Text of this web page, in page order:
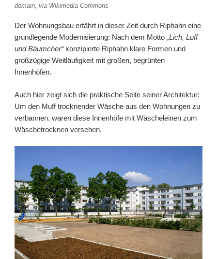
domain, via Wikimedia Commons
Der Wohnungsbau erfährt in dieser Zeit durch Riphahn eine
grundlegende Modernisierung: Nach dem Motto „Lich, Luff
und Bäumcher“konzipierte Riphahn klare Formen und
großzügige Weitläufigkeit mit großen, begrünten
Innenhöfen.
Auch hier zeigt sich die praktische Seite seiner Architektur:
Um den Muff trocknender Wäsche aus den Wohnungen zu
verbannen, waren diese Innenhöfe mit Wäscheleinen zum
Wäschetrocknen versehen.